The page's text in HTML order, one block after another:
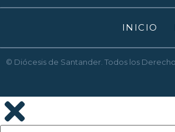
INICIO
© Diócesis de Santander. Todos los